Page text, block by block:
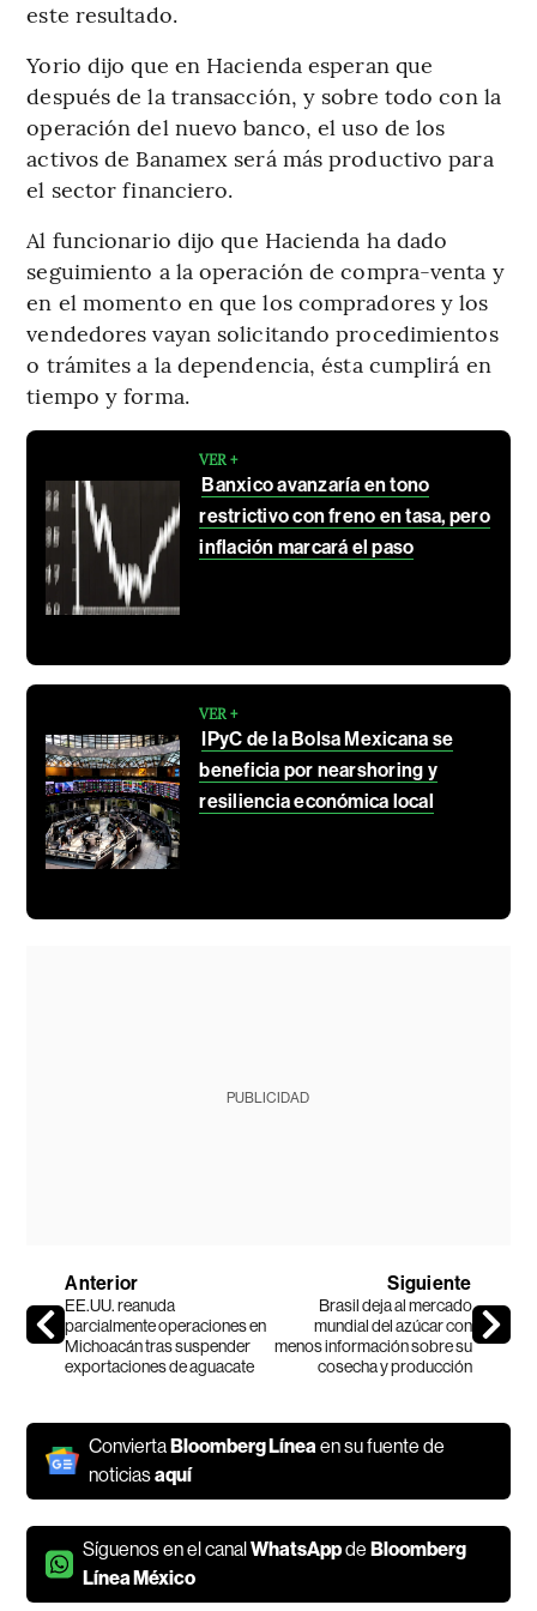
este resultado.
Yorio dijo que en Hacienda esperan que
después de la transacción, y sobre todo con la
operación del nuevo banco, el uso de los
activos de Banamex será más productivo para
el sector financiero.
Al funcionario dijo que Hacienda ha dado
seguimiento a la operación de compra-venta y
en el momento en que los compradores y los
vendedores vayan solicitando procedimientos
o trámites a la dependencia, ésta cumplirá en
tiempo y forma.
VER +
Banxico avanzaría en tono
restrictivo con freno en tasa, pero
inflación marcará el paso
VER +
IPyC de la Bolsa Mexicana se
beneficia por nearshoring y
resiliencia económica local
PUBLICIDAD
Anterior
EE.UU. reanuda
parcialmente operaciones en
Michoacán tras suspender
exportaciones de aguacate
Siguiente
Brasil deja al mercado
mundial del azúcar con
menos información sobre su
cosecha y producción
ConviertaBloomberg Línea en su fuente de
noticiasaquí
Síguenos en el canalWhatsAppdeBloomberg
Línea México